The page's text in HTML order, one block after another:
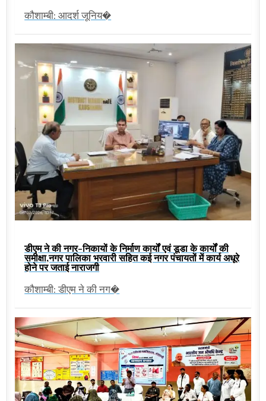
कौशाम्बी: आदर्श जूनिय�
डीएम ने की नगर-निकायों के निर्माण कार्यों एवं डूडा के कार्यों की
समीक्षा,नगर पालिका भरवारी सहित कई नगर पंचायतों में कार्य अधूरे
होने पर जताई नाराजगी
कौशाम्बी: डीएम ने की नग�